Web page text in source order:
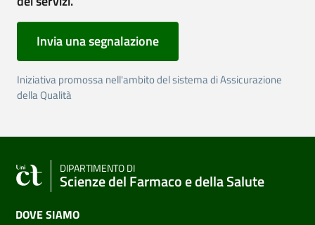
Invia una segnalazione
Iniziativa promossa nell'ambito del sistema di Assicurazione
della Qualità
DIPARTIMENTO DI
Scienze del Farmaco e della Salute
DOVE SIAMO